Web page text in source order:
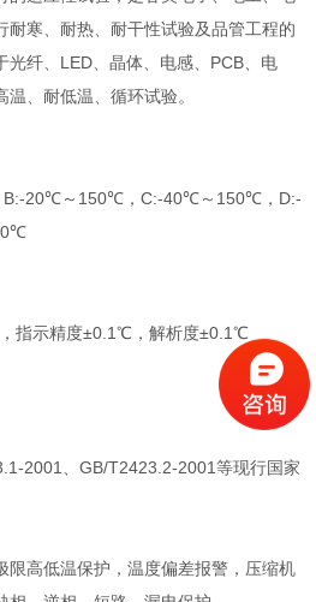
耐寒、耐热、耐干性试验及品管工程的
光纤、LED、晶体、电感、PCB、电
、耐低温、循环试验。
B:-20℃～150℃，C:-40℃～150℃，D:-
指示精度±0.1℃，解析度±0.1℃
2001、GB/T2423.2-2001等现行国家
限高低温保护，温度偏差报警，压缩机